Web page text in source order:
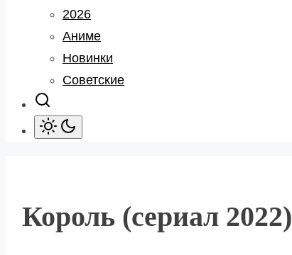
2026
Аниме
Новинки
Советские
Король (сериал 2022)